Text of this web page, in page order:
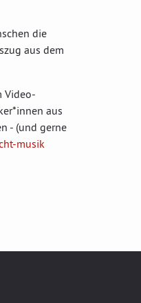
die
aus dem
Video-
aus
- (und gerne
musik